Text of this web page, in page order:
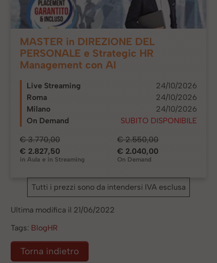
MASTER in DIREZIONE DEL
PERSONALE e Strategic HR
Management con AI
Live Streaming
24/10/2026
Roma
24/10/2026
Milano
24/10/2026
On Demand
SUBITO DISPONIBILE
€ 3.770,00
€ 2.827,50
in Aula e in Streaming
€ 2.550,00
€ 2.040,00
On Demand
Tutti i prezzi sono da intendersi IVA esclusa
Ultima modifica il 21/06/2022
Tags: BlogHR
Torna indietro